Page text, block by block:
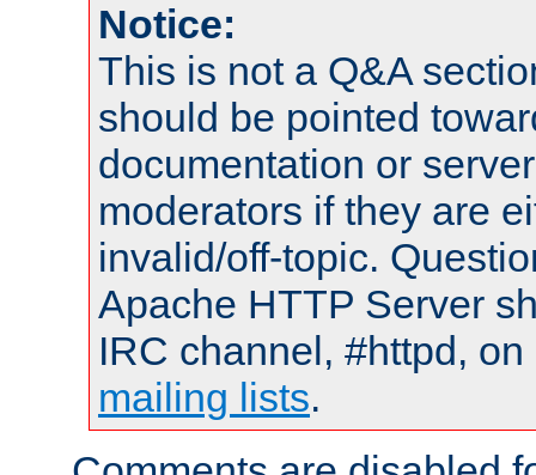
Notice:
This is not a Q&A
should be pointed
documentation or
moderators if they are
invalid/off-topic.
Apache HTTP Server
IRC channel, #httpd,
mailing lists.